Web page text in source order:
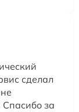
сделал
Спасибо за